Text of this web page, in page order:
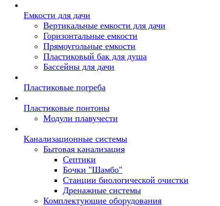
Емкости для дачи
Вертикальные емкости для дачи
Горизонтальные емкости
Прямоугольные емкости
Пластиковый бак для душа
Бассейны для дачи
Пластиковые погреба
Пластиковые понтоны
Модули плавучести
Канализационные системы
Бытовая канализация
Септики
Бочки "Шамбо"
Станции биологической очистки
Дренажные системы
Комплектующие оборудования